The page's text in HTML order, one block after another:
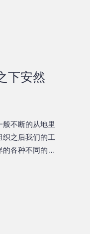
下安然
不断的从地里
织之后我们的工
各种不同的订